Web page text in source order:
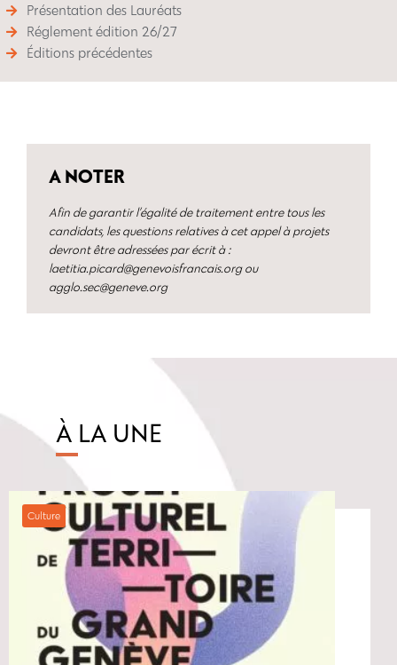
Présentation des Lauréats
Réglement édition 26/27
Éditions précédentes
A NOTER
Afin de garantir l’égalité de traitement entre tous les
candidats, les questions relatives à cet appel à projets
devront être adressées par écrit à :
laetitia.picard@genevoisfrancais.org ou
agglo.sec@geneve.org
À LA UNE
Culture